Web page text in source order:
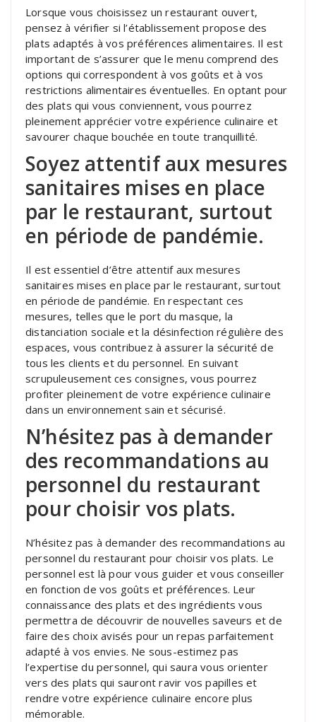
Lorsque vous choisissez un restaurant ouvert,
pensez à vérifier si l’établissement propose des
plats adaptés à vos préférences alimentaires. Il est
important de s’assurer que le menu comprend des
options qui correspondent à vos goûts et à vos
restrictions alimentaires éventuelles. En optant pour
des plats qui vous conviennent, vous pourrez
pleinement apprécier votre expérience culinaire et
savourer chaque bouchée en toute tranquillité.
Soyez attentif aux mesures
sanitaires mises en place
par le restaurant, surtout
en période de pandémie.
Il est essentiel d’être attentif aux mesures
sanitaires mises en place par le restaurant, surtout
en période de pandémie. En respectant ces
mesures, telles que le port du masque, la
distanciation sociale et la désinfection régulière des
espaces, vous contribuez à assurer la sécurité de
tous les clients et du personnel. En suivant
scrupuleusement ces consignes, vous pourrez
profiter pleinement de votre expérience culinaire
dans un environnement sain et sécurisé.
N’hésitez pas à demander
des recommandations au
personnel du restaurant
pour choisir vos plats.
N’hésitez pas à demander des recommandations au
personnel du restaurant pour choisir vos plats. Le
personnel est là pour vous guider et vous conseiller
en fonction de vos goûts et préférences. Leur
connaissance des plats et des ingrédients vous
permettra de découvrir de nouvelles saveurs et de
faire des choix avisés pour un repas parfaitement
adapté à vos envies. Ne sous-estimez pas
l’expertise du personnel, qui saura vous orienter
vers des plats qui sauront ravir vos papilles et
rendre votre expérience culinaire encore plus
mémorable.